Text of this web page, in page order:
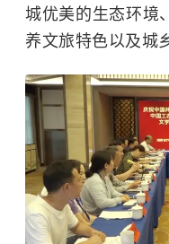
城优美的生态环境
养文旅特色以及城